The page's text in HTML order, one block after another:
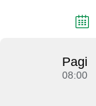
Pagi
08:00